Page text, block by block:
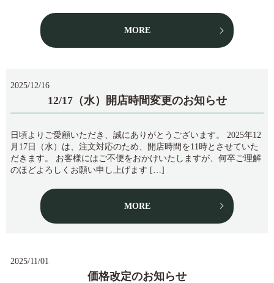
MORE
2025/12/16
12/17（水）開店時間変更のお知らせ
日頃よりご愛顧いただき、誠にありがとうございます。 2025年12
月17日（水）は、注文対応のため、開店時間を11時とさせていた
だきます。 お客様にはご不便をおかけいたしますが、何卒ご理解
のほどよろしくお願い申し上げます […]
MORE
2025/11/01
価格改定のお知らせ